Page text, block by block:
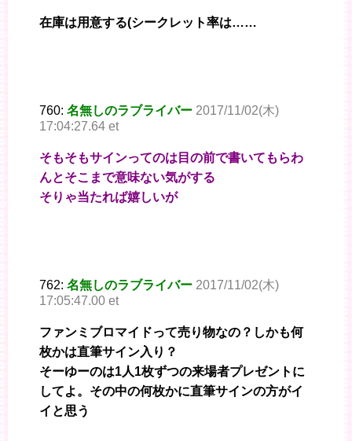
在庫は用意する(シークレット率は……
760: 名無しのラブライバー 2017/11/02(木)
17:04:27.64 et
そもそもサインってのは目の前で書いてもらわ
んとそこまで意味ない気がする
そりゃ当たれば嬉しいが
762: 名無しのラブライバー 2017/11/02(木)
17:05:47.00 et
ファンミブロマイドって売り物なの？しかも何
枚かは直筆サイン入り？
そーゆーのは1人1枚ずつの来場者プレゼントに
してよ。その中の何枚かに直筆サインの方がイ
イと思う